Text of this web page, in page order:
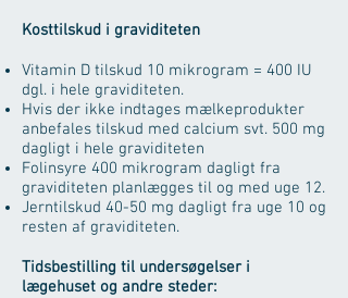
Kosttilskud i graviditeten
Vitamin D tilskud 10 mikrogram = 400 IU
dgl. i hele graviditeten.
Hvis der ikke indtages mælkeprodukter
anbefales tilskud med calcium svt. 500 mg
dagligt i hele graviditeten
Folinsyre 400 mikrogram dagligt fra
graviditeten planlægges til og med uge 12.
Jerntilskud 40-50 mg dagligt fra uge 10 og
resten af graviditeten.
Tidsbestilling til undersøgelser i
lægehuset og andre steder: